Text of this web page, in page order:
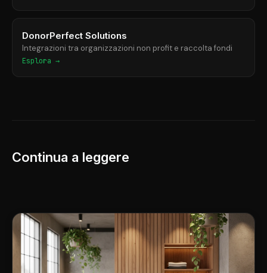
DonorPerfect Solutions
Integrazioni tra organizzazioni non profit e raccolta fondi
Esplora →
Continua a leggere